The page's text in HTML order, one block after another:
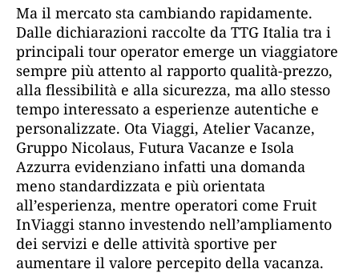
Ma il mercato sta cambiando rapidamente.
Dalle dichiarazioni raccolte da TTG Italia tra i
principali tour operator emerge un viaggiatore
sempre più attento al rapporto qualità-prezzo,
alla flessibilità e alla sicurezza, ma allo stesso
tempo interessato a esperienze autentiche e
personalizzate. Ota Viaggi, Atelier Vacanze,
Gruppo Nicolaus, Futura Vacanze e Isola
Azzurra evidenziano infatti una domanda
meno standardizzata e più orientata
all’esperienza, mentre operatori come Fruit
InViaggi stanno investendo nell’ampliamento
dei servizi e delle attività sportive per
aumentare il valore percepito della vacanza.